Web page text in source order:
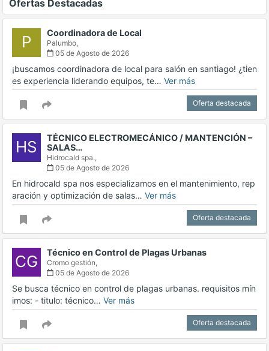
Ofertas Destacadas
P Coordinadora de Local
Palumbo,
05 de Agosto de 2026
¡buscamos coordinadora de local para salón en santiago! ¿tien
es experiencia liderando equipos, te… Ver más
Oferta destacada
HS
TÉCNICO ELECTROMECÁNICO / MANTENCIÓN –
SALAS…
Hidrocald spa.,
05 de Agosto de 2026
En hidrocald spa nos especializamos en el mantenimiento, rep
aración y optimización de salas… Ver más
Oferta destacada
CG Técnico en Control de Plagas Urbanas
Cromo gestión,
05 de Agosto de 2026
Se busca técnico en control de plagas urbanas. requisitos mín
imos: - titulo: técnico… Ver más
Oferta destacada